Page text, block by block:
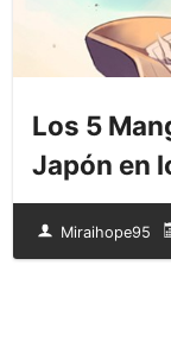
Los 5
Japón en
Miraihope95